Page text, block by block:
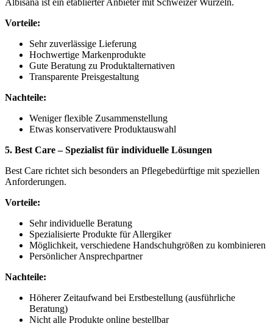
Albisana ist ein etablierter Anbieter mit Schweizer Wurzeln.
Vorteile:
Sehr zuverlässige Lieferung
Hochwertige Markenprodukte
Gute Beratung zu Produktalternativen
Transparente Preisgestaltung
Nachteile:
Weniger flexible Zusammenstellung
Etwas konservativere Produktauswahl
5. Best Care – Spezialist für individuelle Lösungen
Best Care richtet sich besonders an Pflegebedürftige mit speziellen
Anforderungen.
Vorteile:
Sehr individuelle Beratung
Spezialisierte Produkte für Allergiker
Möglichkeit, verschiedene Handschuhgrößen zu kombinieren
Persönlicher Ansprechpartner
Nachteile:
Höherer Zeitaufwand bei Erstbestellung (ausführliche
Beratung)
Nicht alle Produkte online bestellbar